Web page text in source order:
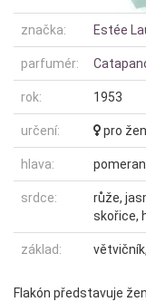
značka: Estée
parfumér:
rok: 1953
určení: pro
hlava:
srdce:
růže,
skořice,
základ:
Flakón představuje